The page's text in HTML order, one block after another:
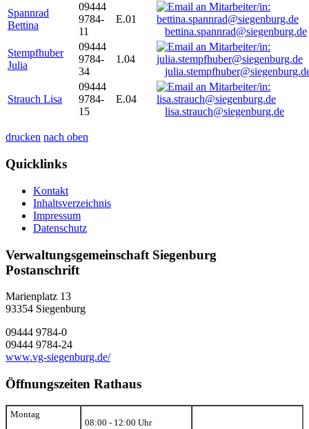
Spannrad
Bettina
09444
9784-
11
E.01
bettina.spannrad@siegenburg.de
Stempfhuber
Julia
09444
9784-
34
1.04
Strauch Lisa
09444
9784-
15
E.04
lisa.strauch@siegenburg.de
drucken nach oben
Quicklinks
Kontakt
Inhaltsverzeichnis
Impressum
Datenschutz
Verwaltungsgemeinschaft Siegenburg
Postanschrift
Marienplatz 13
93354 Siegenburg
09444 9784-0
09444 9784-24
www.vg-siegenburg.de/
Öffnungszeiten Rathaus
Montag
08:00 - 12:00 Uhr